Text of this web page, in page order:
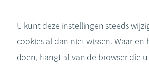
U kunt deze instellingen steeds
cookies al dan niet wissen. Waar en
doen, hangt af van de browser die